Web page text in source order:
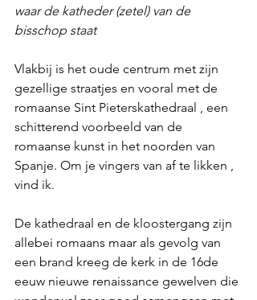
waar de katheder (zetel) van de
bisschop staat
Vlakbij is het oude centrum met zijn
gezellige straatjes en vooral met de
romaanse Sint Pieterskathedraal , een
schitterend voorbeeld van de
romaanse kunst in het noorden van
Spanje. Om je vingers van af te likken ,
vind ik.
De kathedraal en de kloostergang zijn
allebei romaans maar als gevolg van
een brand kreeg de kerk in de 16de
eeuw nieuwe renaissance gewelven die